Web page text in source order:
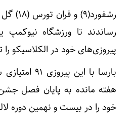
رساندند تا ورزشگاه
پیروزی‌های خود در الکلاسیکو را
بارسا با این
هفته مانده به پایان فصل
خود را در بیست و نهمین دوره